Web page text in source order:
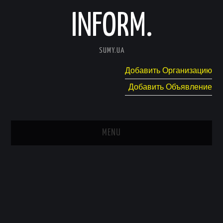
INFORM.
SUMY.UA
Добавить Организацию
Добавить Объявление
MENU